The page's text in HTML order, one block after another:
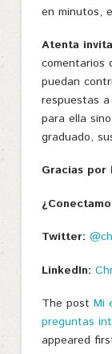
en minutos,
Atenta
comentarios
puedan
respuestas
para ella
graduado,
Gracias por
Twitter:
LinkedIn:
The post Mi
preguntas
appeared